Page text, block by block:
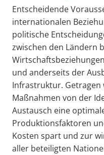
Entscheidende
internationalen
politische
zwischen den Ländern
und anderseits der
Infrastruktur.
Maßnahmen von der
Austausch eine
Produktionsfaktoren
Kosten spart und zur
aller beteiligten